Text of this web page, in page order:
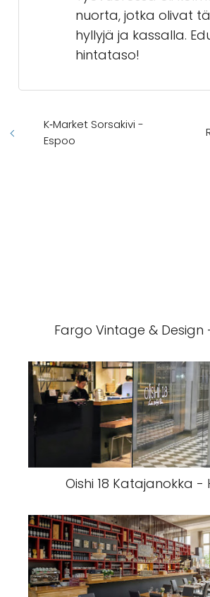
nuorta, jotka olivat
hyllyjä ja kassalla.
hintataso!
K‑Market Sorsakivi -
Espoo
Fargo Vintage & Design
Oishi 18 Katajanokka -